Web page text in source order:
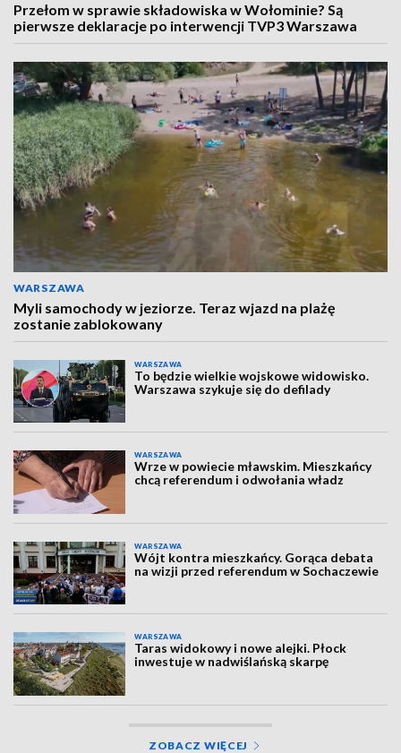
Przełom w sprawie składowiska w Wołominie? Są
pierwsze deklaracje po interwencji TVP3 Warszawa
WARSZAWA
Myli samochody w jeziorze. Teraz wjazd na plażę
zostanie zablokowany
WARSZAWA
To będzie wielkie wojskowe widowisko.
Warszawa szykuje się do defilady
WARSZAWA
Wrze w powiecie mławskim. Mieszkańcy
chcą referendum i odwołania władz
WARSZAWA
Wójt kontra mieszkańcy. Gorąca debata
na wizji przed referendum w Sochaczewie
WARSZAWA
Taras widokowy i nowe alejki. Płock
inwestuje w nadwiślańską skarpę
ZOBACZ WIĘCEJ